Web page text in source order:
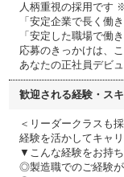
人柄重視の採用です
「安定企業で長く働き
「安定した職場で働き
応募のきっかけは、
あなたの正社員デビ
歓迎される経験・ス
＜リーダークラスも
経験を活かしてキャ
▼こんな経験をお持
◎製造職でのご経験